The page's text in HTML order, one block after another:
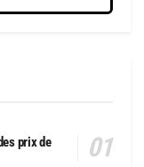
prix de